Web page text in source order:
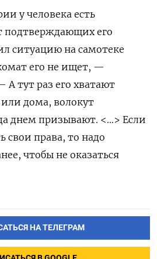
у человека есть
подтверждающих его
ситуацию на самотеке
его не ищет, —
А тут раз его хватают
или дома, волокут
днем ​​призывают. <…> Если
свои права, то надо
чтобы не оказаться
НА ТЕЛЕГРАМ